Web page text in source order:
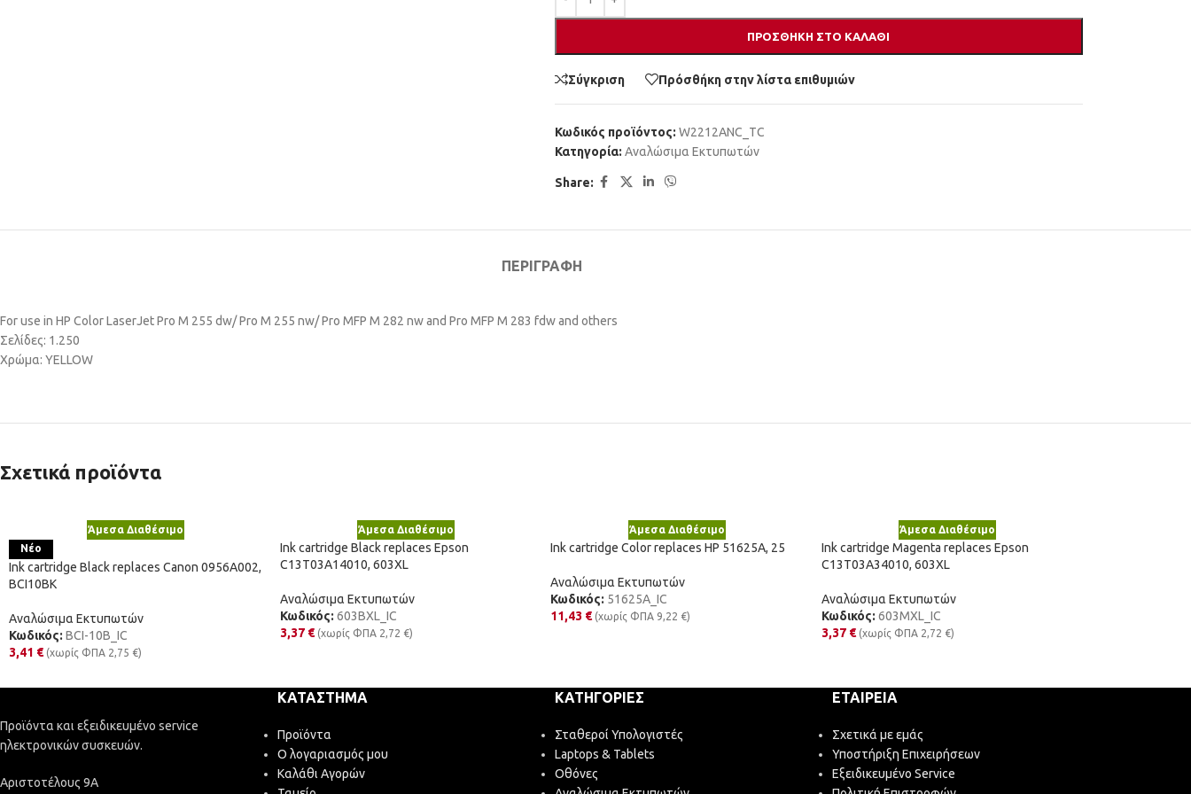
ΠΡΟΣΘΉΚΗ ΣΤΟ ΚΑΛΆΘΙ
Σύγκριση Πρόσθήκη στην λίστα επιθυμιών
Κωδικός προϊόντος: W2212ANC_TC
Κατηγορία: Αναλώσιμα Εκτυπωτών
Share:
ΠΕΡΙΓΡΑΦΉ
For use in HP Color LaserJet Pro M 255 dw/ Pro M 255 nw/ Pro MFP M 282 nw and Pro MFP M 283 fdw and others
Σελίδες: 1.250
Χρώμα: YELLOW
Σχετικά προϊόντα
Άμεσα Διαθέσιμο
Νέο
Ink cartridge Black replaces Canon 0956A002,
BCI10BK
Αναλώσιμα Εκτυπωτών
Κωδικός: BCI-10B_IC
3,41 € (χωρίς ΦΠΑ 2,75 €)
Άμεσα Διαθέσιμο
Ink cartridge Black replaces Epson
C13T03A14010, 603XL
Αναλώσιμα Εκτυπωτών
Κωδικός: 603BXL_IC
3,37 € (χωρίς ΦΠΑ 2,72 €)
Άμεσα Διαθέσιμο
Ink cartridge Color replaces HP 51625A, 25
Αναλώσιμα Εκτυπωτών
Κωδικός: 51625A_IC
11,43 € (χωρίς ΦΠΑ 9,22 €)
Άμεσα Διαθέσιμο
Ink cartridge Magenta replaces Epson
C13T03A34010, 603XL
Αναλώσιμα Εκτυπωτών
Κωδικός: 603MXL_IC
3,37 € (χωρίς ΦΠΑ 2,72 €)
Προϊόντα και εξειδικευμένο service
ηλεκτρονικών συσκευών.
Αριστοτέλους 9Α
ΚΑΤΆΣΤΗΜΑ
Προϊόντα
Ο λογαριασμός μου
Καλάθι Αγορών
ΚΑΤΗΓΟΡΊΕΣ
Σταθεροί Υπολογιστές
Laptops & Tablets
Οθόνες
ΕΤΑΙΡΕΊΑ
Σχετικά με εμάς
Υποστήριξη Επιχειρήσεων
Εξειδικευμένο Service